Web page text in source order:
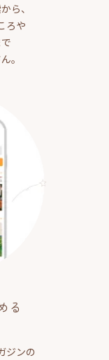
ら、
ろや
。
る
ジンの